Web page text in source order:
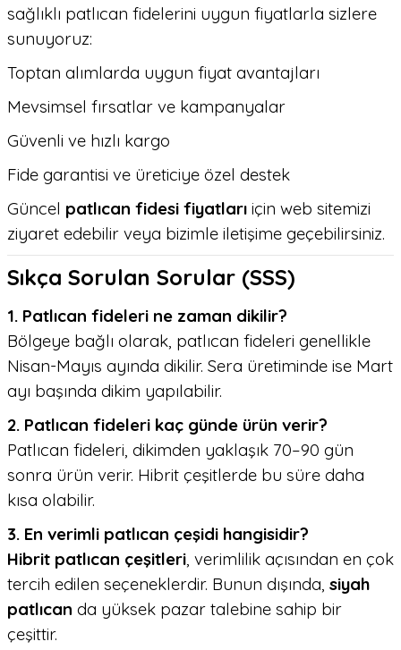
sağlıklı patlıcan fidelerini uygun fiyatlarla sizlere
sunuyoruz:
Toptan alımlarda uygun fiyat avantajları
Mevsimsel fırsatlar ve kampanyalar
Güvenli ve hızlı kargo
Fide garantisi ve üreticiye özel destek
Güncel patlıcan fidesi fiyatları için web sitemizi
ziyaret edebilir veya bizimle iletişime geçebilirsiniz.
Sıkça Sorulan Sorular (SSS)
1. Patlıcan fideleri ne zaman dikilir?
Bölgeye bağlı olarak, patlıcan fideleri genellikle
Nisan-Mayıs ayında dikilir. Sera üretiminde ise Mart
ayı başında dikim yapılabilir.
2. Patlıcan fideleri kaç günde ürün verir?
Patlıcan fideleri, dikimden yaklaşık 70–90 gün
sonra ürün verir. Hibrit çeşitlerde bu süre daha
kısa olabilir.
3. En verimli patlıcan çeşidi hangisidir?
Hibrit patlıcan çeşitleri , verimlilik açısından en çok
tercih edilen seçeneklerdir. Bunun dışında, siyah
patlıcan da yüksek pazar talebine sahip bir
çeşittir.